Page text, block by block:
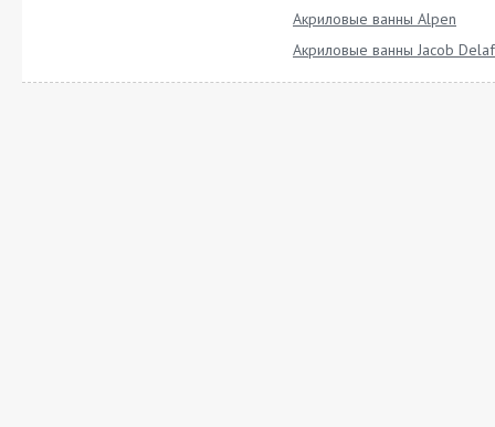
Акриловые ванны Alpen
Акриловые ванны Jacob